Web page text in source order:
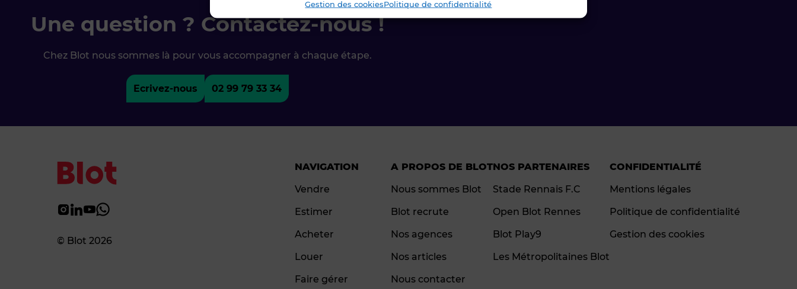
Gestion des cookiesPolitique de confidentialité
Une question ? Contactez-nous !
Chez Blot nous sommes là pour vous accompagner à chaque étape.
Ecrivez-nous 02 99 79 33 34
© Blot 2026
NAVIGATION
Vendre
Estimer
Acheter
Louer
Faire gérer
A PROPOS DE BLOT
Nous sommes Blot
Blot recrute
Nos agences
Nos articles
Nous contacter
NOS PARTENAIRES
Stade Rennais F.C
Open Blot Rennes
Blot Play9
Les Métropolitaines Blot
CONFIDENTIALITÉ
Mentions légales
Politique de confidentialité
Gestion des cookies